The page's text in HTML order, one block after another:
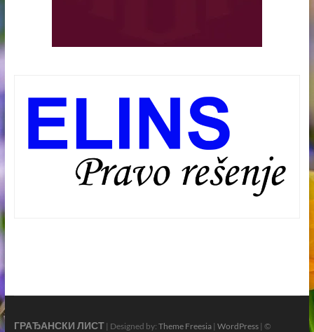
ГРАЂАНСКИ ЛИСТ| Designed by: Theme Freesia| WordPress| ©